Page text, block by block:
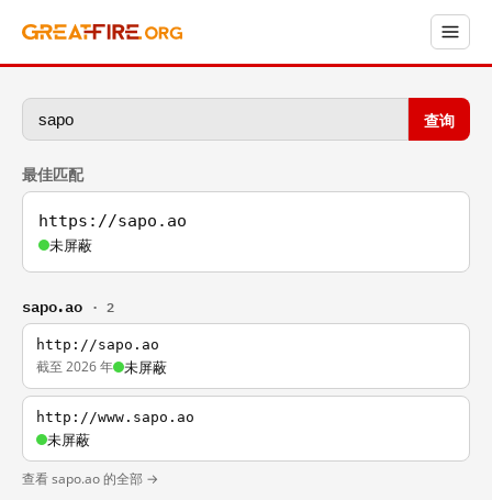
查询
最佳匹配
https://sapo.ao
未屏蔽
sapo.ao · 2
http://sapo.ao
截至 2026 年 未屏蔽
http://www.sapo.ao
未屏蔽
查看 sapo.ao 的全部 →